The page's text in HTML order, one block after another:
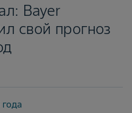
Bayer
свой прогноз
года